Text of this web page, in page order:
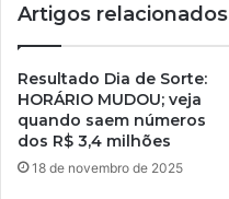
Artigos relacionados
Resultado Dia de Sorte:
HORÁRIO MUDOU; veja
quando saem números
dos R$ 3,4 milhões
18 de novembro de 2025